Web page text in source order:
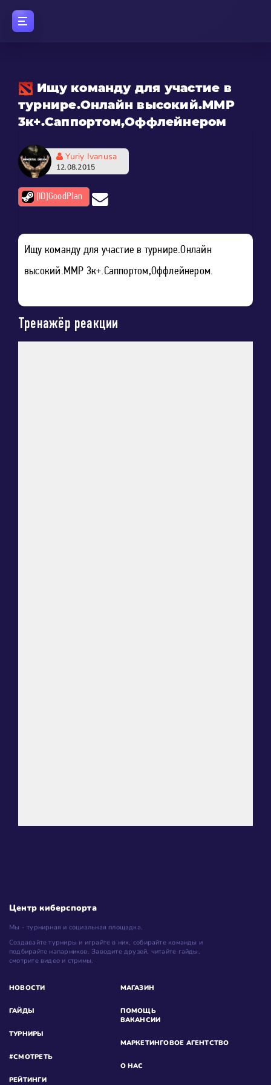
Ищу команду для участие в
турнире.Онлайн высокий.ММР
3к+.Саппортом,Оффлейнером
Yuriy Ivanusa
12.08.2015
[ID]GoodPlan
Ищу команду для участие в турнире.Онлайн
высокий.ММР 3к+.Саппортом,Оффлейнером.
Тренажёр реакции
Центр киберспорта
Мы - турнирная и социальная площадка.
Создавайте турниры и играйте в них, собирайте команды и
подбирайте напарников. Заводите друзей, читайте гайды,
смотрите видео и стримы.
НОВОСТИ
ГАЙДЫ
ТУРНИРЫ
#СМОТРЕТЬ
РЕЙТИНГИ
МАГАЗИН
ПОМОЩЬ
ВАКАНСИИ
МАРКЕТИНГОВОЕ АГЕНТСТВО
О НАС